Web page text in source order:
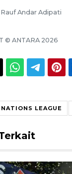
Rauf Andar Adipati
© ANTARA 2026
NATIONS LEAGUE